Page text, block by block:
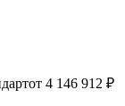
от 4 146 912 ₽